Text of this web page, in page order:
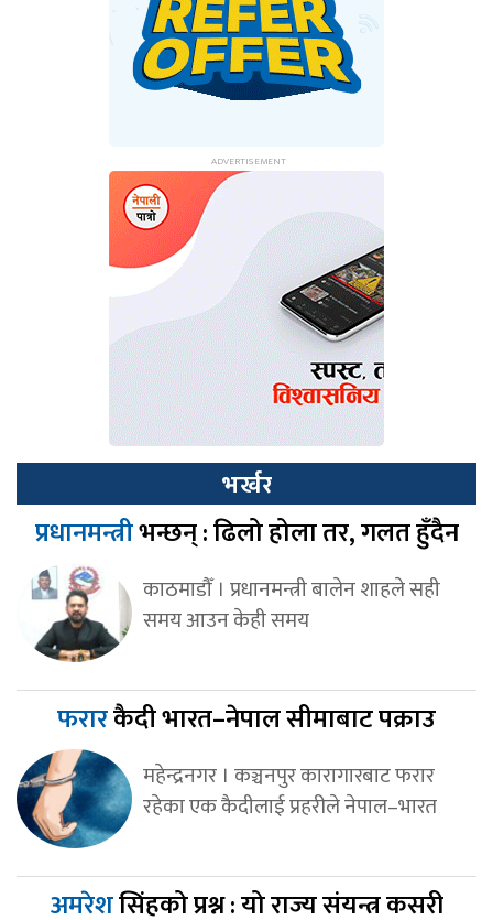
भर्खर
प्रधानमन्त्रीभन्छन् : ढिलो होला तर, गलत हुँदैन
काठमाडौँ । प्रधानमन्त्री बालेन शाहले सही
समय आउन केही समय
फरारकैदी भारत–नेपाल सीमाबाट पक्राउ
महेन्द्रनगर । कञ्चनपुर कारागारबाट फरार
रहेका एक कैदीलाई प्रहरीले नेपाल–भारत
अमरेशसिंहको प्रश्न : यो राज्य संयन्त्र कसरी